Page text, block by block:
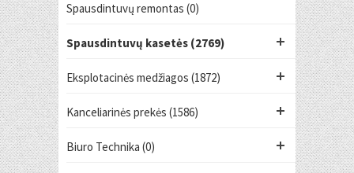
Spausdintuvų remontas (0)
Spausdintuvų kasetės (2769)
Eksplotacinės medžiagos (1872)
Kanceliarinės prekės (1586)
Biuro Technika (0)